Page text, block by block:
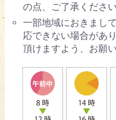
の点、ご了承ください
一部地域におきまし
応できない場合があ
頂けますよう、お願